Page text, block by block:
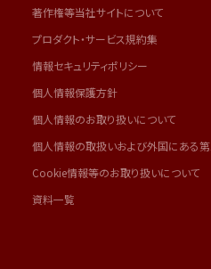
著作権等当社サイトについて
プロダクト・サービス規約集
情報セキュリティポリシー
個人情報保護方針
個人情報のお取り扱いについて
個人情報の取扱いおよび外国にある
Cookie情報等のお取り扱いについて
資料一覧